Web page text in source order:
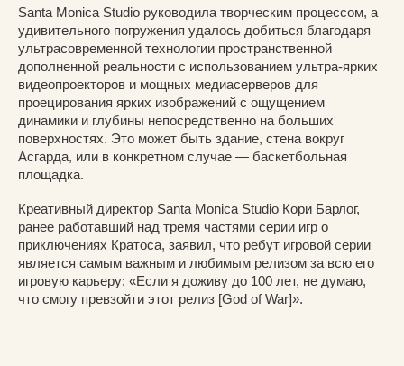
Santa Monica Studio руководила творческим процессом, а
удивительного погружения удалось добиться благодаря
ультрасовременной технологии пространственной
дополненной реальности с использованием ультра-ярких
видеопроекторов и мощных медиасерверов для
проецирования ярких изображений с ощущением
динамики и глубины непосредственно на больших
поверхностях. Это может быть здание, стена вокруг
Асгарда, или в конкретном случае — баскетбольная
площадка.
Креативный директор Santa Monica Studio Кори Барлог,
ранее работавший над тремя частями серии игр о
приключениях Кратоса, заявил, что ребут игровой серии
является самым важным и любимым релизом за всю его
игровую карьеру: «Если я доживу до 100 лет, не думаю,
что смогу превзойти этот релиз [God of War]».